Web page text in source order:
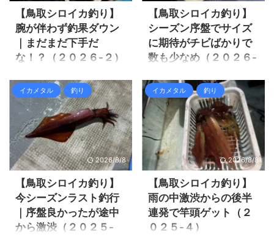
週間前から深夜便も良くなっ
ている感じで、私の４回目も
深夜便なので期待出来そうで
す！ 今回は賀露港から出港の
久幸丸さんにお世話になりま
季２度目で、今期悪い釣果の
中でも一番良かったし、イカ
メタルがメインの船で数は釣
れる可能性が高いです。 やは
り全体的に釣果が高い状態の
中、 ...
シロイカ船です。 全体的にシ
ロイカの釣果が上がって来た
し、シロイカ船としても期待
大なので今回は楽しめそうで
した。 しかしどうもタイミン
れでは釣行の様子を見て行き
ましょう。 鳥取シロイカ釣り
行けば行くほど釣れない 今回
はご近所さんでヒラさんとフ
ジさんの２人と一緒に行き ...
【鳥取シロイカ釣り】
腕が伴わず釣果ダウン
｜まだまだ下手だ
な！？（２０２６-２）
悪そうですが、結局好転する
前に２回目の釣行日がやって
きました。 今回は田後港から
出船の剛遊丸さんにお世話に
なりました。 剛遊丸 序盤全然
釣れそうに無い雰囲気からポ
ツポツ釣れる様になり、後半
の周囲は結構釣れてますが私
は全然釣る事が出来ませんで
した。 明らかに腕が落ち
た・・・ と言うかまだまだ上
手くなっていないので、釣れ
【鳥取シロイカ釣り】
シーズン序盤でサイズ
に期待がチビばかりで
数も少なめ（２０２６-
昨年シロイカ釣りデビューし
てドハマり！ 今シーズンも早
速予約を４つ入れており、１
発目の釣行です。 今回お世話
になったのは「久幸丸」さん
です。 久幸丸 昨年も釣果良さ
そうなので乗ろうとしました
が、人気で予約が取れません
でした。 好釣果を期待して乗
船しました。 結果はまだまだ
シロイカの数が少ない様で、
厳しい釣果となりましたが、
イカメタル 釣り
2026/8/8
【鳥取シロイカ釣り】
今シーズンラスト釣行
｜序盤良かったが途中
から激渋（２０２５-
イカメタル 釣り
2026/8/8
【鳥取シロイカ釣り】
雨の中激渋からの後半
連発で竿頭ゲット（２
０２５-４）